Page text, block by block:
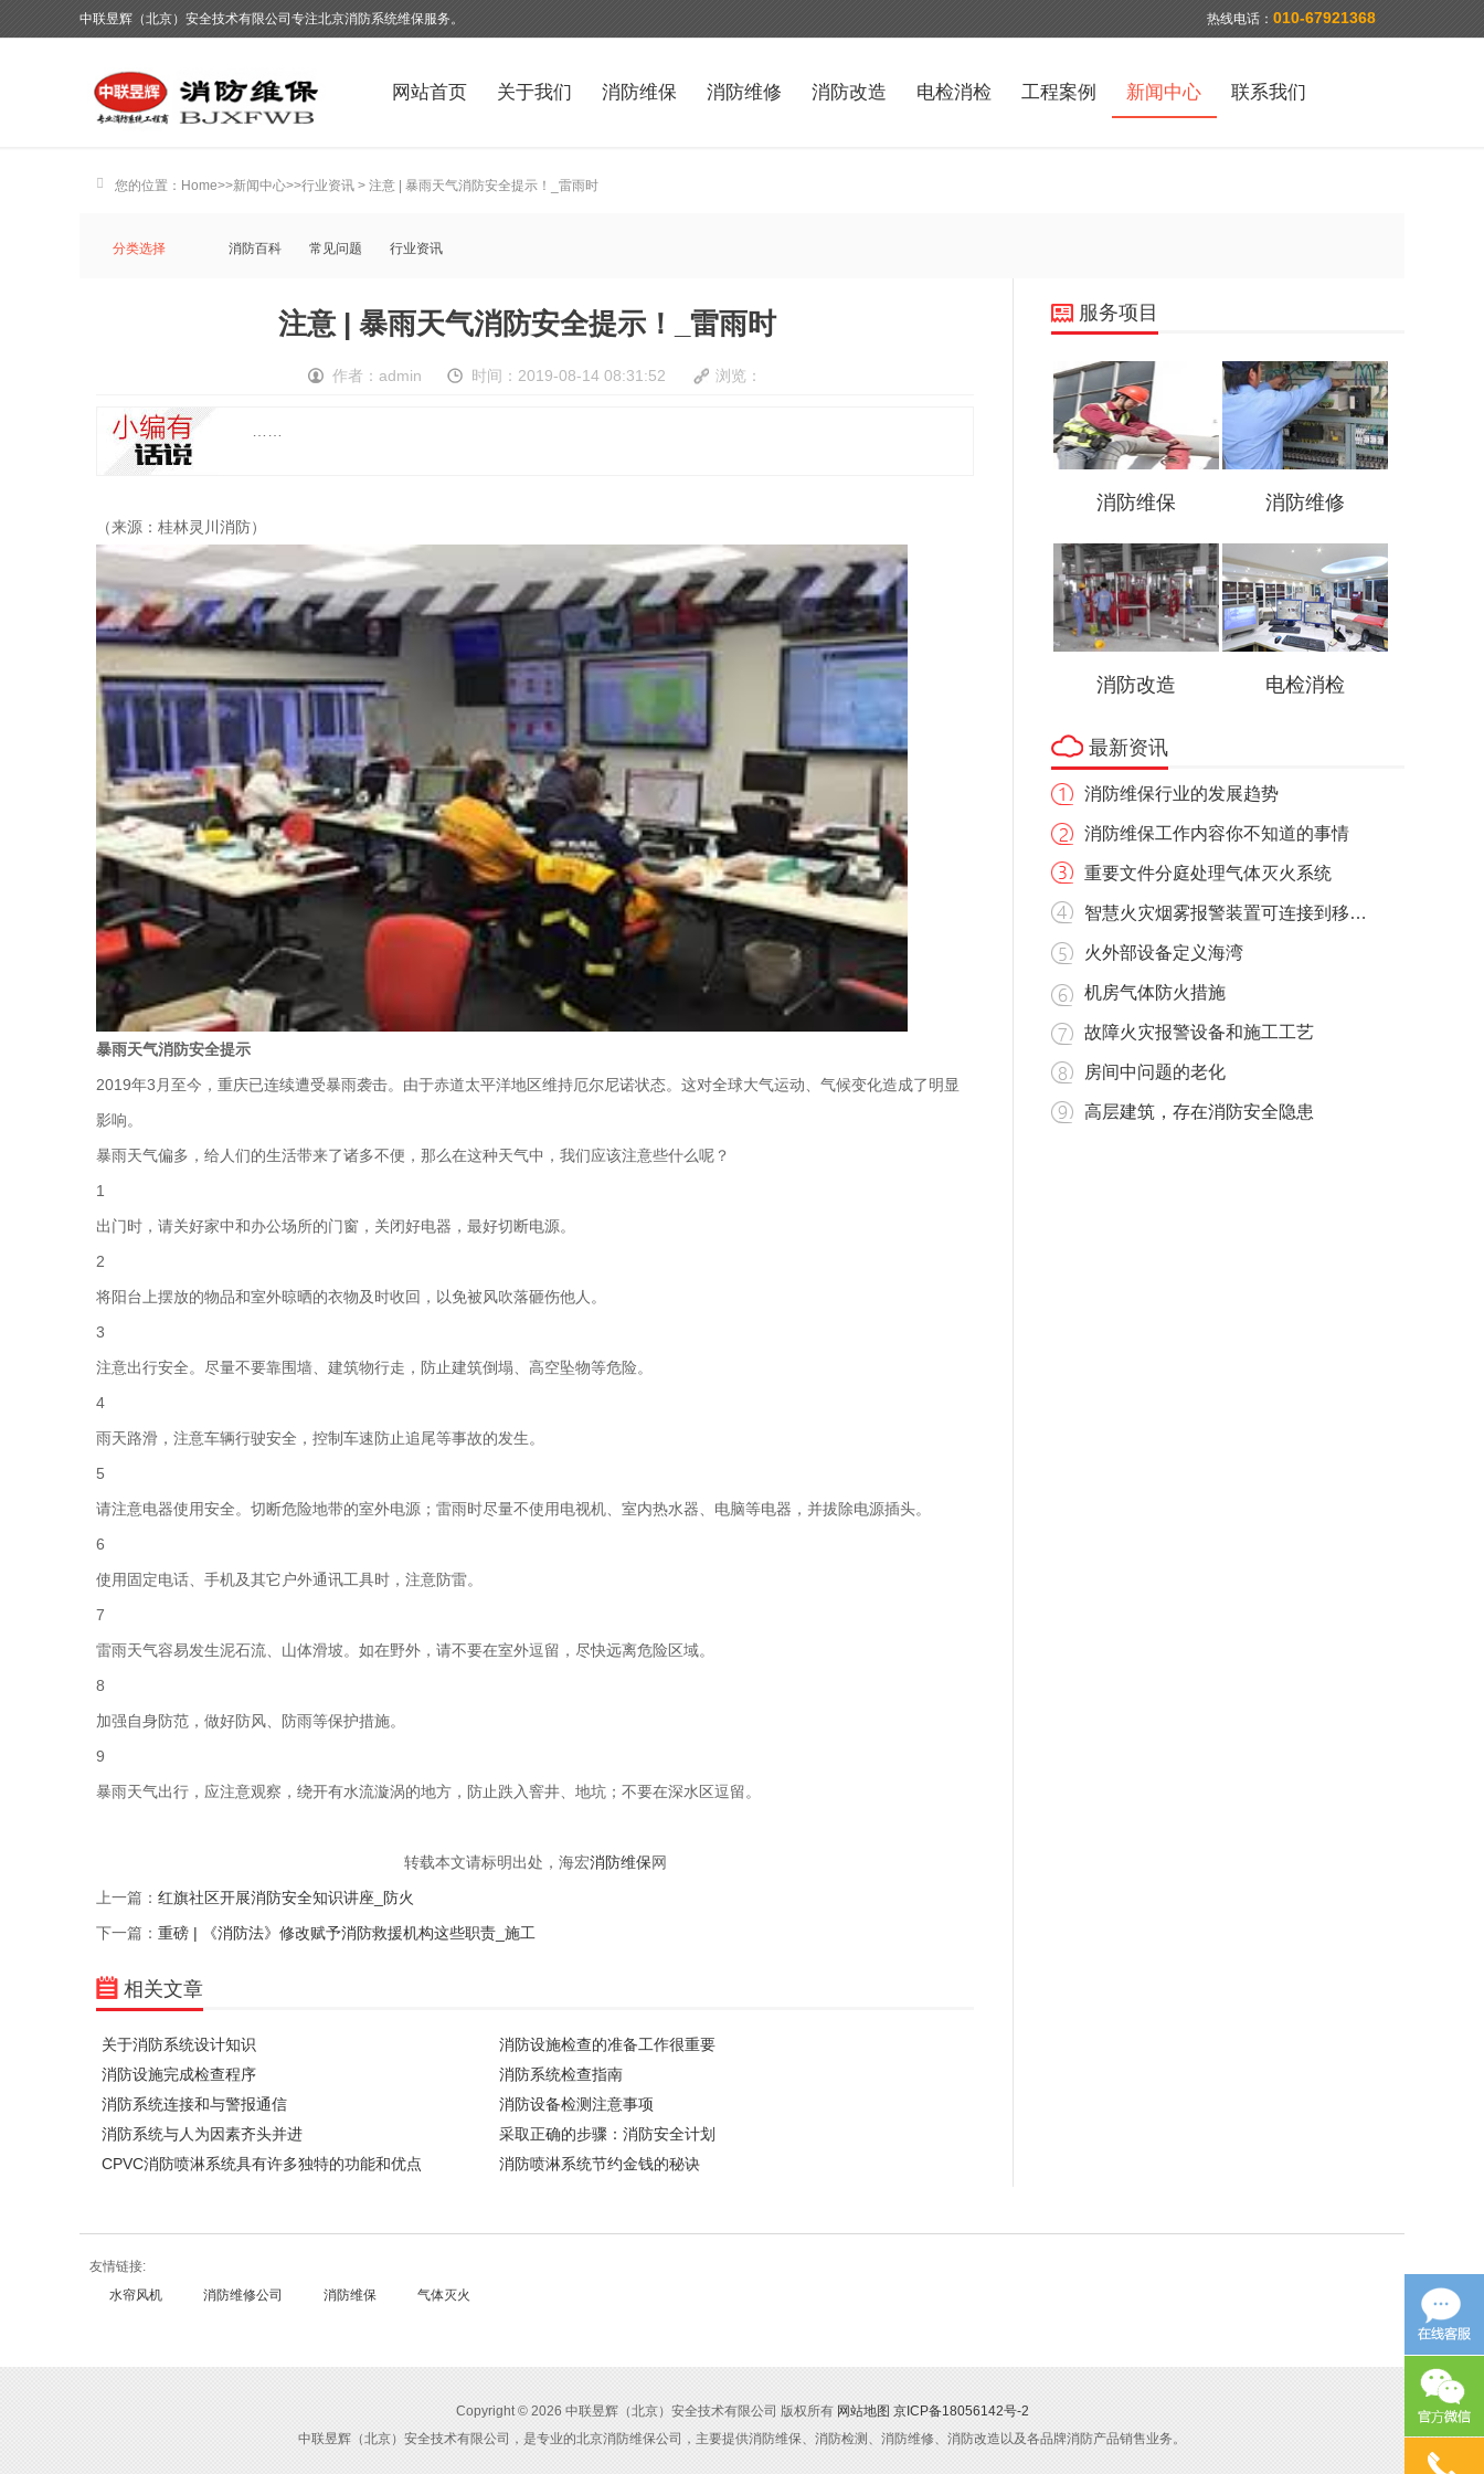
中联昱辉（北京）安全技术有限公司专注北京消防系统维保服务。 热线电话： 010-67921368
网站首页 关于我们 消防维保 消防维修 消防改造 电检消检 工程案例 新闻中心 联系我们
您的位置： Home>>新闻中心>>行业资讯 > 注意 | 暴雨天气消防安全提示！_雷雨时
分类选择 消防百科 常见问题 行业资讯
注意 | 暴雨天气消防安全提示！_雷雨时
作者：admin 时间：2019-08-14 08:31:52 浏览：
（来源：桂林灵川消防）
暴雨天气消防安全提示
2019年3月至今，重庆已连续遭受暴雨袭击。由于赤道太平洋地区维持厄尔尼诺状态。这对全球大气运动、气候变化造成了明显
影响。
暴雨天气偏多，给人们的生活带来了诸多不便，那么在这种天气中，我们应该注意些什么呢？
1
出门时，请关好家中和办公场所的门窗，关闭好电器，最好切断电源。
2
将阳台上摆放的物品和室外晾晒的衣物及时收回，以免被风吹落砸伤他人。
3
注意出行安全。尽量不要靠围墙、建筑物行走，防止建筑倒塌、高空坠物等危险。
4
雨天路滑，注意车辆行驶安全，控制车速防止追尾等事故的发生。
5
请注意电器使用安全。切断危险地带的室外电源；雷雨时尽量不使用电视机、室内热水器、电脑等电器，并拔除电源插头。
6
使用固定电话、手机及其它户外通讯工具时，注意防雷。
7
雷雨天气容易发生泥石流、山体滑坡。如在野外，请不要在室外逗留，尽快远离危险区域。
8
加强自身防范，做好防风、防雨等保护措施。
9
暴雨天气出行，应注意观察，绕开有水流漩涡的地方，防止跌入窨井、地坑；不要在深水区逗留。
转载本文请标明出处，海宏消防维保网
上一篇： 红旗社区开展消防安全知识讲座_防火
下一篇： 重磅 | 《消防法》修改赋予消防救援机构这些职责_施工
相关文章
关于消防系统设计知识
消防设施检查的准备工作很重要
消防设施完成检查程序
消防系统检查指南
消防系统连接和与警报通信
消防设备检测注意事项
消防系统与人为因素齐头并进
采取正确的步骤：消防安全计划
CPVC消防喷淋系统具有许多独特的功能和优点
消防喷淋系统节约金钱的秘诀
服务项目
消防维保 消防维修
消防改造 电检消检
最新资讯
消防维保行业的发展趋势
消防维保工作内容你不知道的事情
重要文件分庭处理气体灭火系统
智慧火灾烟雾报警装置可连接到移动电话设备
火外部设备定义海湾
机房气体防火措施
故障火灾报警设备和施工工艺
房间中问题的老化
高层建筑，存在消防安全隐患
友情链接:
水帘风机
消防维修公司 消防维保 气体灭火
Copyright © 2026 中联昱辉（北京）安全技术有限公司 版权所有 网站地图 京ICP备18056142号-2
中联昱辉（北京）安全技术有限公司，是专业的北京消防维保公司，主要提供消防维保、消防检测、消防维修、消防改造以及各品牌消防产品销售业务。